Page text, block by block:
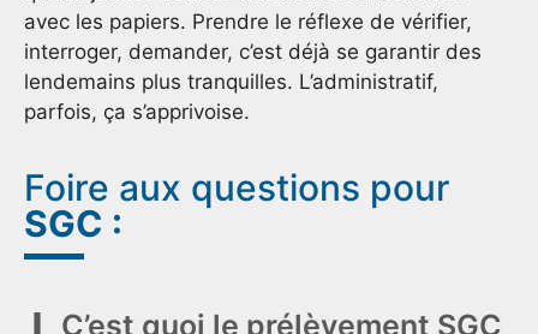
avec les papiers. Prendre le réflexe de vérifier,
interroger, demander, c’est déjà se garantir des
lendemains plus tranquilles. L’administratif,
parfois, ça s’apprivoise.
Foire aux questions pour
SGC :
C’est quoi le prélèvement SGC